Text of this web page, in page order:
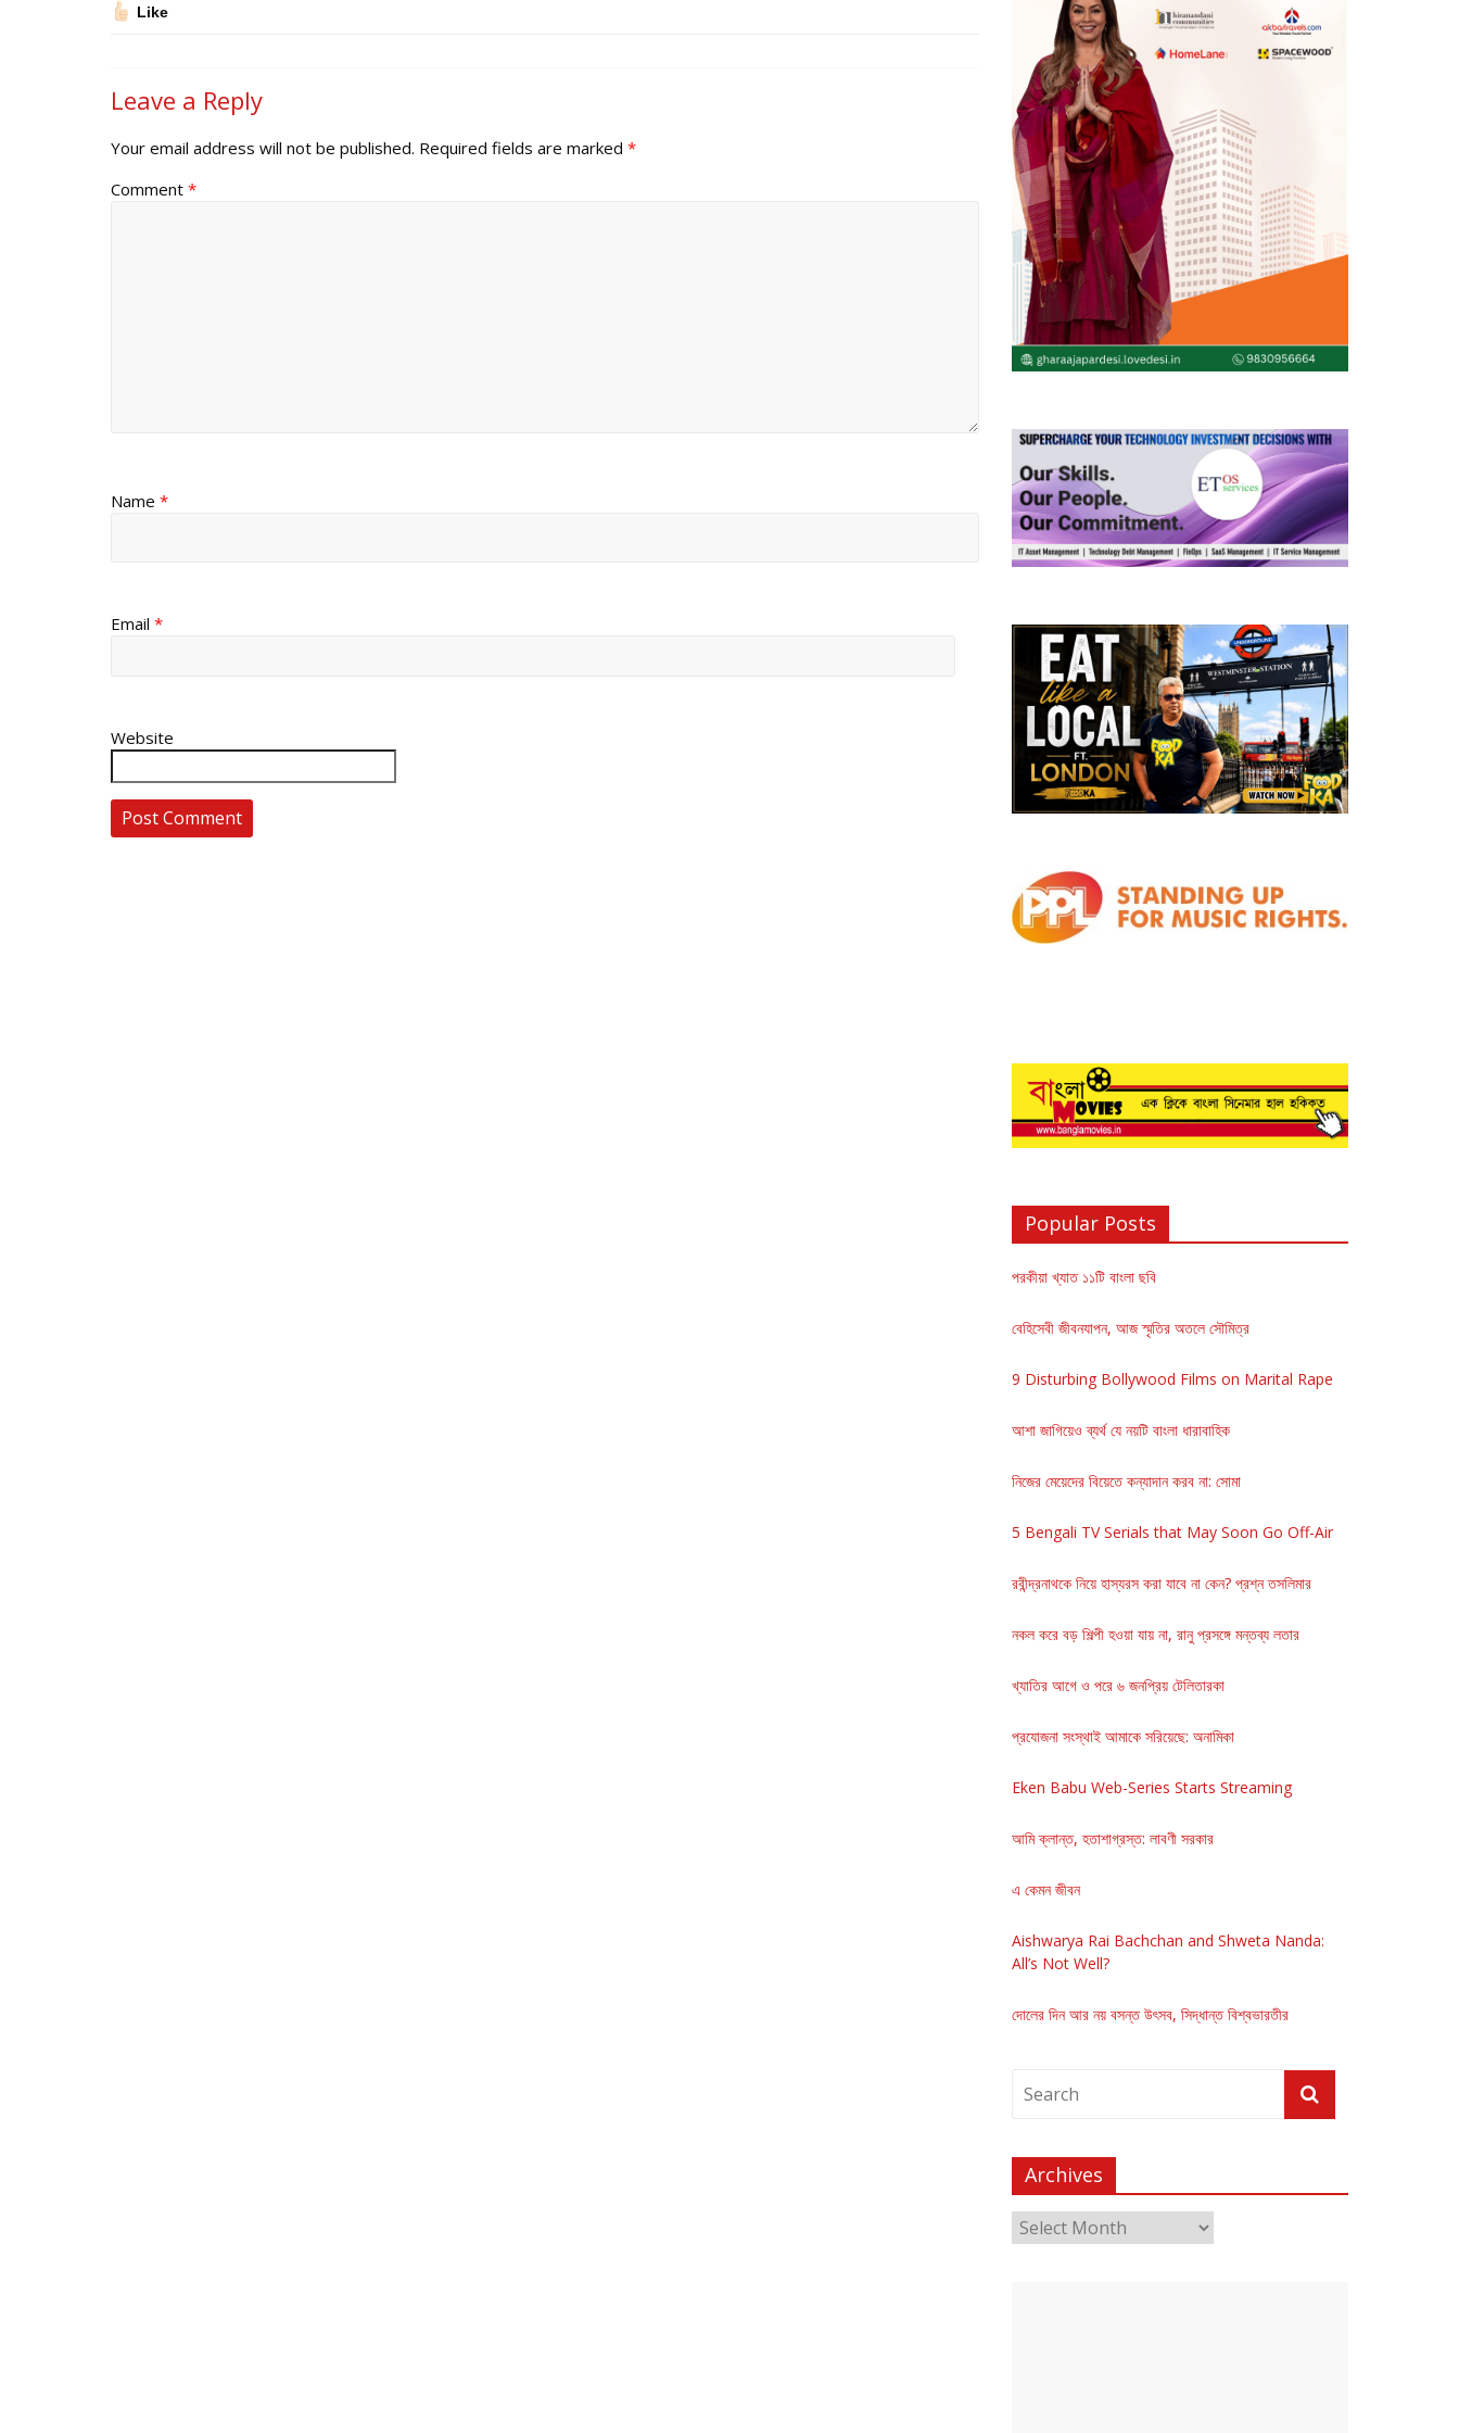
Like
Leave a Reply
Your email address will not be published. Required fields are marked *
Comment *
Name *
Email *
Website
Popular Posts
পরকীয়া খ্যাত ১১টি বাংলা ছবি
বেহিসেবী জীবনযাপন, আজ স্মৃতির অতলে সৌমিত্র
9 Disturbing Bollywood Films on Marital Rape
আশা জাগিয়েও ব্যর্থ যে নয়টি বাংলা ধারাবাহিক
নিজের মেয়েদের বিয়েতে কন্যাদান করব না: সোমা
5 Bengali TV Serials that May Soon Go Off-Air
রবীন্দ্রনাথকে নিয়ে হাস্যরস করা যাবে না কেন? প্রশ্ন তসলিমার
নকল করে বড় শিল্পী হওয়া যায় না, রানু প্রসঙ্গে মন্তব্য লতার
খ্যাতির আগে ও পরে ৬ জনপ্রিয় টেলিতারকা
প্রযোজনা সংস্থাই আমাকে সরিয়েছে: অনামিকা
Eken Babu Web-Series Starts Streaming
আমি ক্লান্ত, হতাশাগ্রস্ত: লাবণী সরকার
এ কেমন জীবন
Aishwarya Rai Bachchan and Shweta Nanda:
All’s Not Well?
দোলের দিন আর নয় বসন্ত উৎসব, সিদ্ধান্ত বিশ্বভারতীর
Archives